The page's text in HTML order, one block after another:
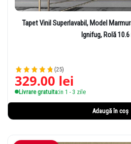
Tapet Vinil Superlavabil, Model
Ignifug, Rolă
(25)
329.00 lei
Livrare gratuita:in 1 - 3 zile
Adaugă în coș